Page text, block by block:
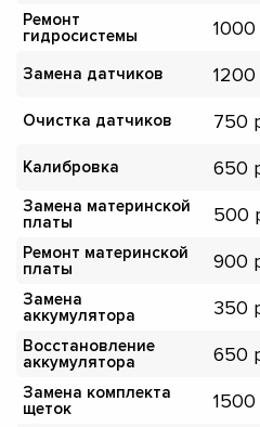
Ремонт
гидросистемы
1000
Замена датчиков 1200
Очистка датчиков 750
Калибровка 650
Замена материнской
платы
500
Ремонт материнской
платы
900
Замена
аккумулятора
350
Восстановление
аккумулятора
650
Замена комплекта
щеток
1500